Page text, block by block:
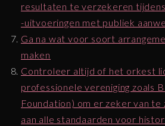
resultaten te verzekeren
-uitvoeringen met publiek
Ga na wat voor soort
maken
Controleer altijd of het orkest
professionele vereniging zoals
Foundation) om er zeker van te
aan alle standaarden voor